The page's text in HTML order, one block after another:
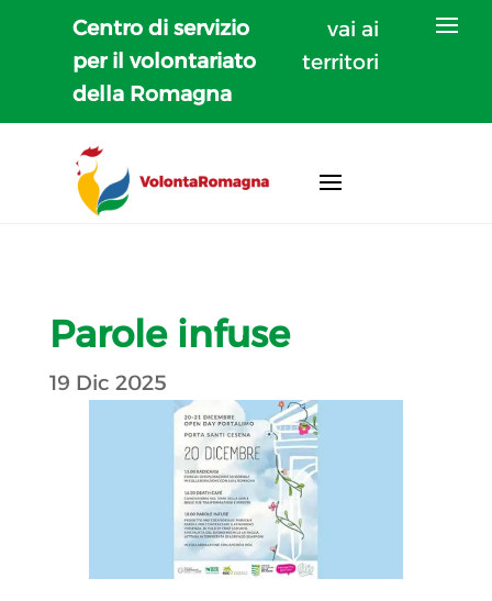
Centro di servizio
per il volontariato
della Romagna
vai ai
territori
Parole infuse
19 Dic 2025